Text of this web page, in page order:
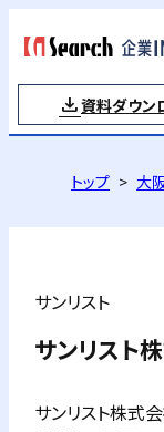
資料ダウン
トップ 大
サンリスト
サンリスト
サンリスト株式